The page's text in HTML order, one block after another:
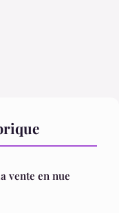
vente en nue